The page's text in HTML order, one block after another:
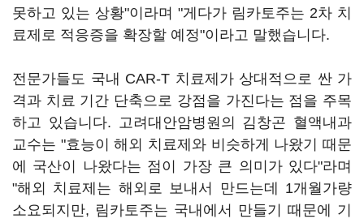
못하고 있는 상황"이라며 "게다가 림카토주는 2차 치
료제로 적응증을 확장할 예정"이라고 말했습니다.
전문가들도 국내 CAR-T 치료제가 상대적으로 싼 가
격과 치료 기간 단축으로 강점을 가진다는 점을 주목
하고 있습니다. 고려대안암병원의 김창곤 혈액내과
교수는 "효능이 해외 치료제와 비슷하게 나왔기 때문
에 국산이 나왔다는 점이 가장 큰 의미가 있다"라며
"해외 치료제는 해외로 보내서 만드는데 1개월가량
소요되지만, 림카토주는 국내에서 만들기 때문에 기